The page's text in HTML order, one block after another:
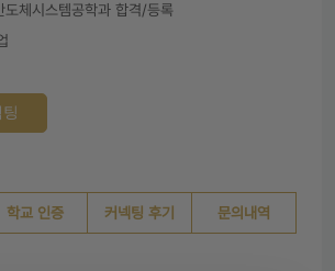
도체시스템공학과 합격/등록
학교 인증 커넥팅 후기 문의내역